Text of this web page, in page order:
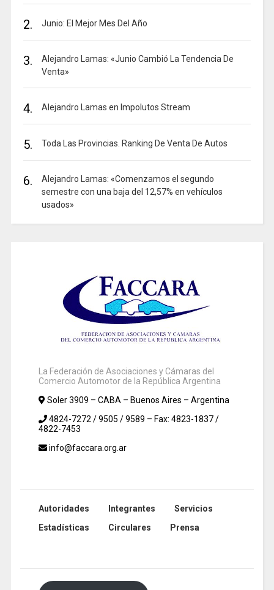
2. Junio: El Mejor Mes Del Año
3.
Alejandro Lamas: «Junio Cambió La Tendencia De
Venta»
4. Alejandro Lamas en Impolutos Stream
5. Toda Las Provincias. Ranking De Venta De Autos
6.
Alejandro Lamas: «Comenzamos el segundo
semestre con una baja del 12,57% en vehículos
usados»
La Federación de Asociaciones y Cámaras del
Comercio Automotor de la República Argentina
Soler 3909 – CABA – Buenos Aires – Argentina
4824-7272 / 9505 / 9589 – Fax: 4823-1837 /
4822-7453
info@faccara.org.ar
Autoridades Integrantes
Servicios
Estadísticas
Circulares Prensa